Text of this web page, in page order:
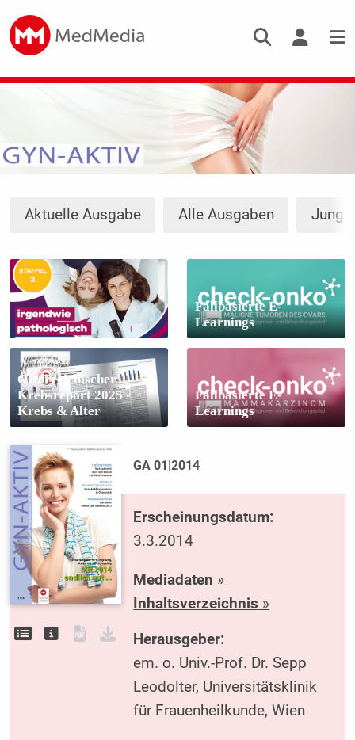
Aktuelle Ausgabe Alle Ausgaben Junge
Fallbasierte E-
Learnings
Österreichischer
Krebsreport 2025 -
Krebs & Alter
Fallbasierte E-
Learnings
GA 01|2014
Erscheinungsdatum:
3.3.2014
Mediadaten »
Inhaltsverzeichnis »
Herausgeber:
em. o. Univ.-Prof. Dr. Sepp
Leodolter, Universitätsklinik
für Frauenheilkunde, Wien